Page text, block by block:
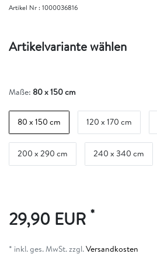
Artikel Nr :1000036816
Artikelvariante wählen
Maße: 80 x 150 cm
80 x 150 cm 120 x 170 cm
200 x 290 cm 240 x 340 cm
29,90 EUR *
* inkl. ges. MwSt. zzgl.Versandkosten